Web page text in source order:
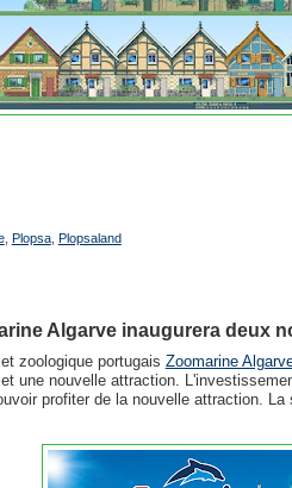
, Plopsa, Plopsaland
Algarve inaugurera deux
zoologique portugais Zoomarine
une nouvelle attraction.
profiter de la nouvelle attraction.